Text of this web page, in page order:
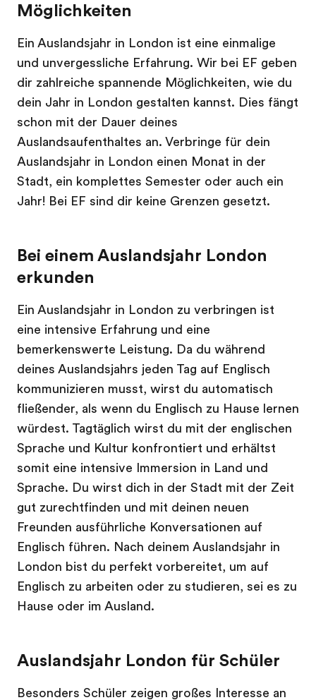
Möglichkeiten
Ein Auslandsjahr in London ist eine einmalige
und unvergessliche Erfahrung. Wir bei EF geben
dir zahlreiche spannende Möglichkeiten, wie du
dein Jahr in London gestalten kannst. Dies fängt
schon mit der Dauer deines
Auslandsaufenthaltes an. Verbringe für dein
Auslandsjahr in London einen Monat in der
Stadt, ein komplettes Semester oder auch ein
Jahr! Bei EF sind dir keine Grenzen gesetzt.
Bei einem Auslandsjahr London
erkunden
Ein Auslandsjahr in London zu verbringen ist
eine intensive Erfahrung und eine
bemerkenswerte Leistung. Da du während
deines Auslandsjahrs jeden Tag auf Englisch
kommunizieren musst, wirst du automatisch
fließender, als wenn du Englisch zu Hause lernen
würdest. Tagtäglich wirst du mit der englischen
Sprache und Kultur konfrontiert und erhältst
somit eine intensive Immersion in Land und
Sprache. Du wirst dich in der Stadt mit der Zeit
gut zurechtfinden und mit deinen neuen
Freunden ausführliche Konversationen auf
Englisch führen. Nach deinem Auslandsjahr in
London bist du perfekt vorbereitet, um auf
Englisch zu arbeiten oder zu studieren, sei es zu
Hause oder im Ausland.
Auslandsjahr London für Schüler
Besonders Schüler zeigen großes Interesse an